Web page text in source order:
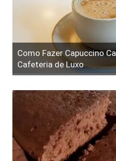
Como Fazer Capuccino
Cafeteria de Luxo